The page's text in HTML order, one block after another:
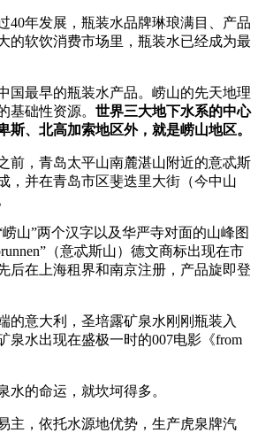
40年发展，瓶装水品牌琳琅满目、产品
的软饮消费市场里，瓶装水已经成为最
国最早的瓶装水产品。崂山的先天地理
基础性资源。 世界三大地下水系的中心
斯、北高加索地区外，就是崂山地区。
前，青岛太平山南麓湛山附近的意忒斯
，并在青岛市区斐迭里大街（今中山
山”两个汉字以及华严寺对面的山峰图
（意忒斯山）德文商标出现在市
后在上海租界和南京注册，产品旋即登
的意大利，圣培露矿泉水刚刚瓶装入
泉水出现在盛极一时的007电影《from
水的命运，就坎坷得多。
主，依托水源地优势，生产虎泉牌汽